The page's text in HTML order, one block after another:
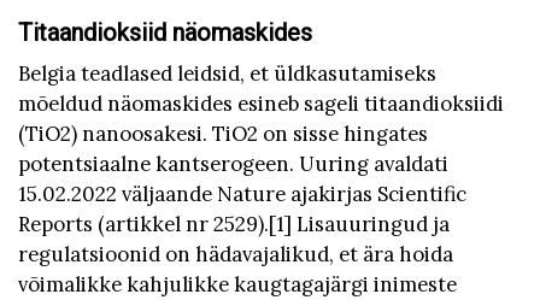
Titaandioksiid näomaskides
Belgia teadlased leidsid, et üldkasutamiseks
mõeldud näomaskides esineb sageli titaandioksiidi
(TiO2) nanoosakesi. TiO2 on sisse hingates
potentsiaalne kantserogeen. Uuring avaldati
15.02.2022 väljaande Nature ajakirjas Scientific
Reports (artikkel nr 2529).[1] Lisauuringud ja
regulatsioonid on hädavajalikud, et ära hoida
võimalikke kahjulikke kaugtagajärgi inimeste